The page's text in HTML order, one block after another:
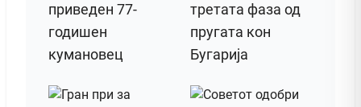
приведен 77-
годишен
кумановец
третата фаза од
пругата кон
Бугарија